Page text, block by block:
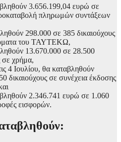
3.656.199,04 ευρώ σε
πληρωμών συντάξεων
298.000 σε 385 δικαιούχους
του ΤΑΥΤΕΚΩ,
13.670.000 σε 28.500
σε χρήμα,
4 Ιουλίου, θα καταβληθούν
δικαιούχους σε συνέχεια έκδοσης
2.346.741 ευρώ σε 1.060
εισφορών.